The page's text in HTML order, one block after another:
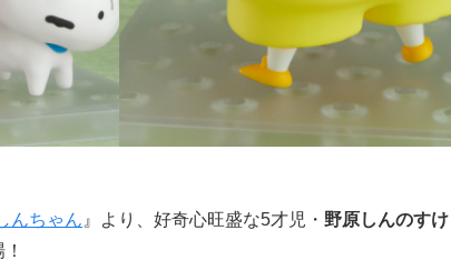
んちゃん 』より、好奇心旺盛な5才児・ 野原しんのすけ